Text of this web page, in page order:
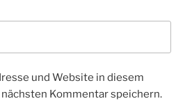
und Website in diesem
Kommentar speichern.